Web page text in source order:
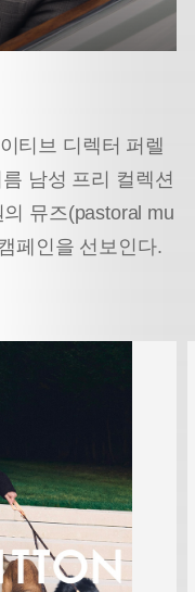
티브 디렉터 퍼렐
남성 프리 컬렉션
뮤즈(pastoral mu
페인을 선보인다.